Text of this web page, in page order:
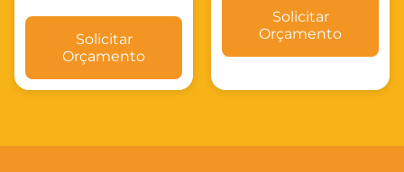
Solicitar
Orçamento
Solicitar
Orçamento